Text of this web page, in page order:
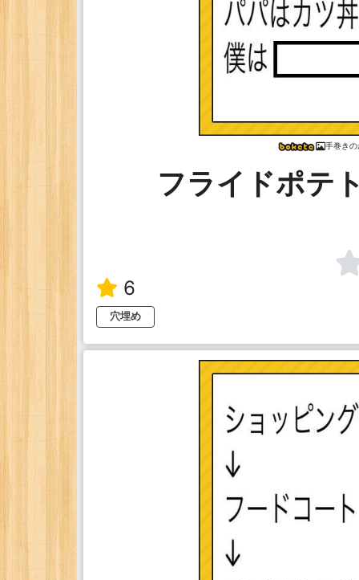
手巻き
フライドポテ
6
穴埋め